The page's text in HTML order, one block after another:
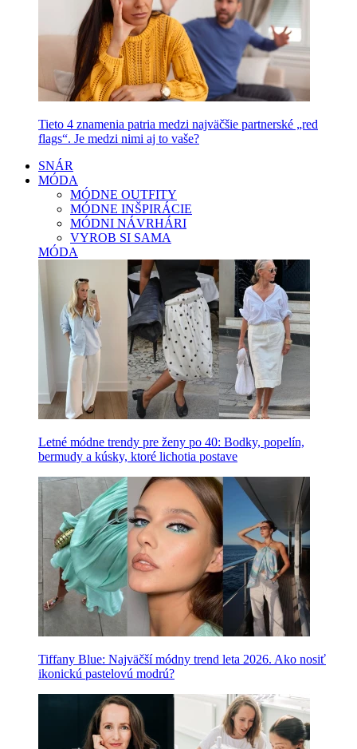
Tieto 4 znamenia patria medzi najväčšie partnerské „red
flags“. Je medzi nimi aj to vaše?
SNÁR
MÓDA
MÓDNE OUTFITY
MÓDNE INŠPIRÁCIE
MÓDNI NÁVRHÁRI
VYROB SI SAMA
MÓDA
Letné módne trendy pre ženy po 40: Bodky, popelín,
bermudy a kúsky, ktoré lichotia postave
Tiffany Blue: Najväčší módny trend leta 2026. Ako nosiť
ikonickú pastelovú modrú?